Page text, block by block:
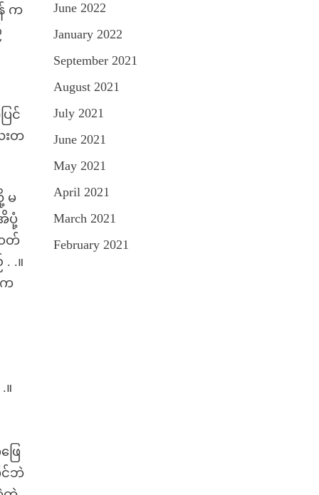
က
င်
းတ
မ
ပုံ့
တ်
.။
က
။
ြေ
င်ဘဲ
June 2022
January 2022
September 2021
August 2021
July 2021
June 2021
May 2021
April 2021
March 2021
February 2021